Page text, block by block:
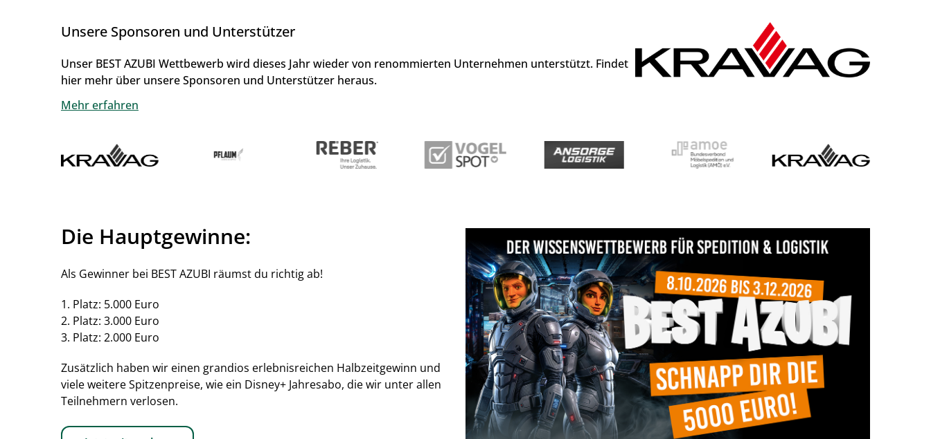
Unsere Sponsoren und Unterstützer
Unser BEST AZUBI Wettbewerb wird dieses Jahr wieder von renommierten Unternehmen unterstützt. Findet
hier mehr über unsere Sponsoren und Unterstützer heraus.
Mehr erfahren
Die Hauptgewinne:
Als Gewinner bei BEST AZUBI räumst du richtig ab!
1. Platz: 5.000 Euro
2. Platz: 3.000 Euro
3. Platz: 2.000 Euro
Zusätzlich haben wir einen grandios erlebnisreichen Halbzeitgewinn und
viele weitere Spitzenpreise, wie ein Disney+ Jahresabo, die wir unter allen
Teilnehmern verlosen.